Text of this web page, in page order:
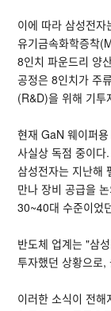
이에 따라 삼성전
유기금속화학증착
8인치 파운드리 양
공정은 8인치가 주
(R&D)을 위해 기투
현재 GaN 웨이퍼
사실상 독점 중이다
삼성전자는 지난해
만나 장비 공급을
30~40대 수준이었
반도체 업계는 "삼
투자했던 상황으로,
이러한 소식이 전